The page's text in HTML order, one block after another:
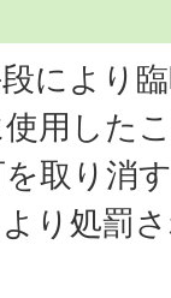
により
用した
取り消
り処罰